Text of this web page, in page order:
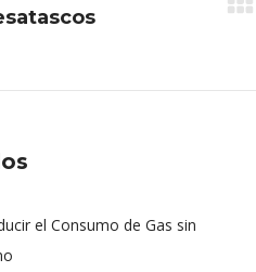
el Consumo de Gas sin